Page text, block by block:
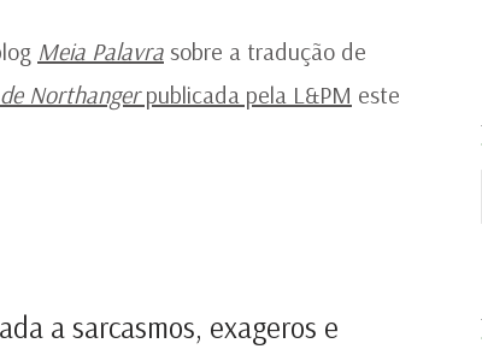
Meia Palavra sobre a tradução de
Northangerpublicada pela L&PM este
a sarcasmos, exageros e